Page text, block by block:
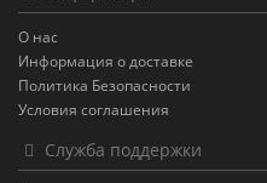
О нас
Информация о доставке
Политика Безопасности
Условия соглашения
Служба поддержки